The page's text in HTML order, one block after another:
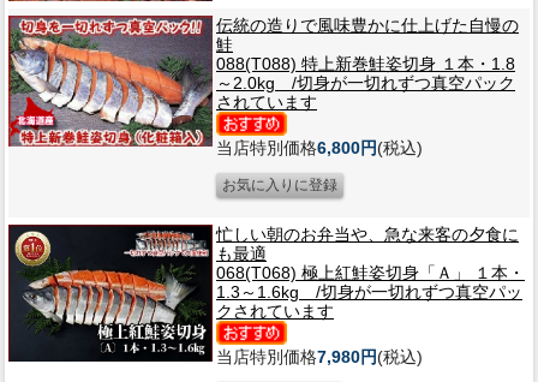
伝統の造りで風味豊かに仕上げた自慢の
鮭
088(T088) 特上新巻鮭姿切身 １本・1.8
～2.0kg /切身が一切れずつ真空パック
されています
当店特別価格6,800円(税込)
忙しい朝のお弁当や、急な来客の夕食に
も最適
068(T068) 極上紅鮭姿切身「Ａ」 １本・
1.3～1.6kg /切身が一切れずつ真空パッ
クされています
当店特別価格7,980円(税込)